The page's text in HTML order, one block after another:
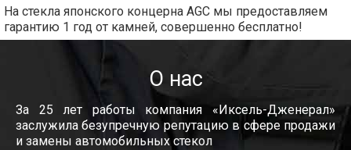
На стекла японского концерна AGC мы предоставляем
гарантию 1 год от камней, совершенно бесплатно!
О нас
За 25 лет работы компания «Иксель-Дженерал»
заслужила безупречную репутацию в сфере продажи
и замены автомобильных стекол